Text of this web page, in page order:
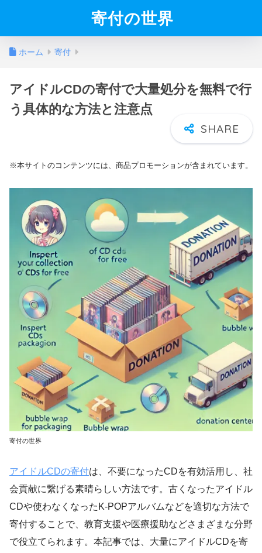
寄付の世界
ホーム 寄付
アイドルCDの寄付で大量処分を無料で行
う具体的な方法と注意点
※本サイトのコンテンツには、商品プロモーションが含まれています。
寄付の世界
アイドルCDの寄付は、不要になったCDを有効活用し、社
会貢献に繋げる素晴らしい方法です。古くなったアイドル
CDや使わなくなったK-POPアルバムなどを適切な方法で
寄付することで、教育支援や医療援助などさまざまな分野
で役立てられます。本記事では、大量にアイドルCDを寄